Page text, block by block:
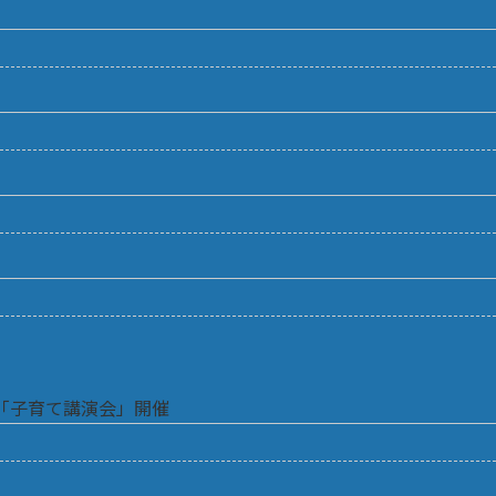
子育て講演会」開催